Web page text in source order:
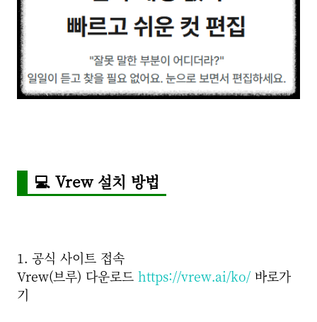
💻 Vrew 설치 방법
1. 공식 사이트 접속
Vrew(브루) 다운로드 https://vrew.ai/ko/ 바로가
기